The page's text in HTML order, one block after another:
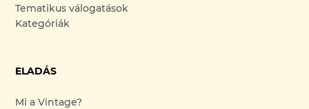
Tematikus válogatások
Kategóriák
ELADÁS
Mi a Vintage?